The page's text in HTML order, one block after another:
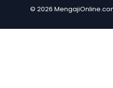
© 2026